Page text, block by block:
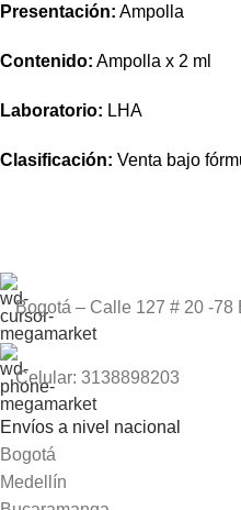
Presentación: Ampolla
Contenido: Ampolla x 2 ml
Laboratorio: LHA
Clasificación: Venta bajo
Bogotá – Calle 127 # 20 -
Celular: 3138898203
Envíos a nivel nacional
Bogotá
Medellín